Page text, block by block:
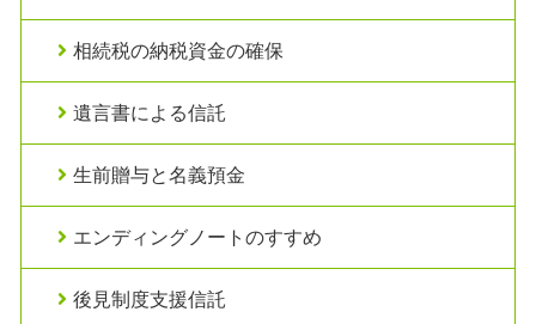
相続税の納税資金の確保
遺言書による信託
生前贈与と名義預金
エンディングノートのすすめ
後見制度支援信託